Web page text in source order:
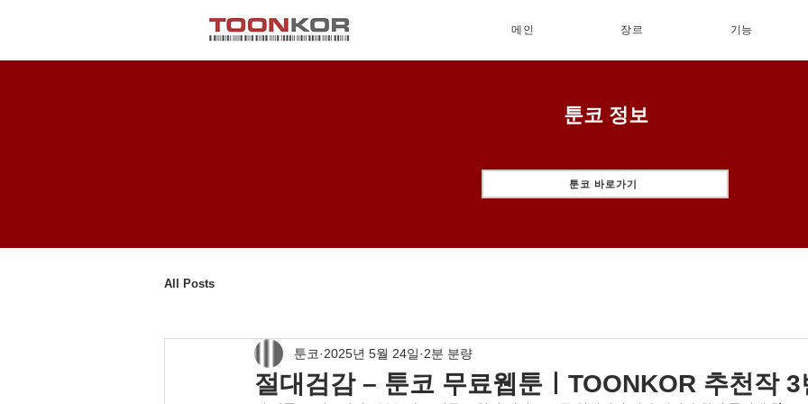
메인 장르 기능
툰코 정보
툰코 바로가기
All Posts
절대검감 – 툰코 무료웹툰ㅣTOONKOR 추천작 3
툰코 2025년 5월 24일 2분 분량